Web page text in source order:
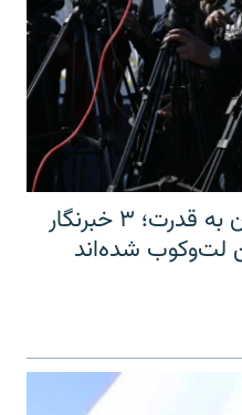
یک سالگی بازگشت طالبان به قدرت؛ ۳ خبرنگار